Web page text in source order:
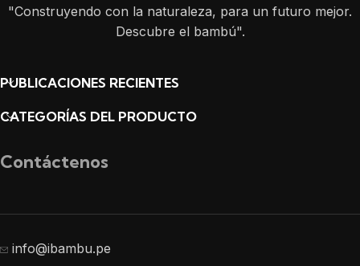
"Construyendo con la naturaleza, para un futuro mejor.
Descubre el bambú".
PUBLICACIONES RECIENTES
CATEGORÍAS DEL PRODUCTO
Contáctenos
info@ibambu.pe